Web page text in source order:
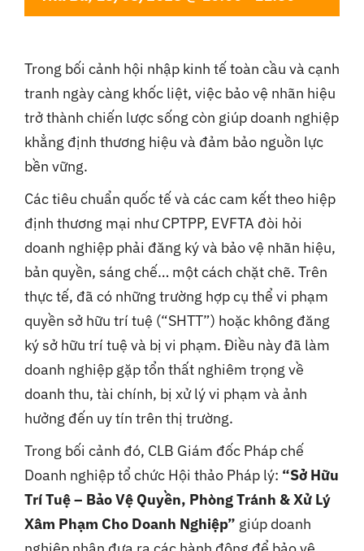
Trong bối cảnh hội nhập kinh tế toàn cầu và cạnh
tranh ngày càng khốc liệt, việc bảo vệ nhãn hiệu
trở thành chiến lược sống còn giúp doanh nghiệp
khẳng định thương hiệu và đảm bảo nguồn lực
bền vững.
Các tiêu chuẩn quốc tế và các cam kết theo hiệp
định thương mại như CPTPP, EVFTA đòi hỏi
doanh nghiệp phải đăng ký và bảo vệ nhãn hiệu,
bản quyền, sáng chế… một cách chặt chẽ. Trên
thực tế, đã có những trường hợp cụ thể vi phạm
quyền sở hữu trí tuệ (“SHTT”) hoặc không đăng
ký sở hữu trí tuệ và bị vi phạm. Điều này đã làm
doanh nghiệp gặp tổn thất nghiêm trọng về
doanh thu, tài chính, bị xử lý vi phạm và ảnh
hưởng đến uy tín trên thị trường.
Trong bối cảnh đó, CLB Giám đốc Pháp chế
Doanh nghiệp tổ chức Hội thảo Pháp lý: “Sở Hữu
Trí Tuệ – Bảo Vệ Quyền, Phòng Tránh & Xử Lý
Xâm Phạm Cho Doanh Nghiệp” giúp doanh